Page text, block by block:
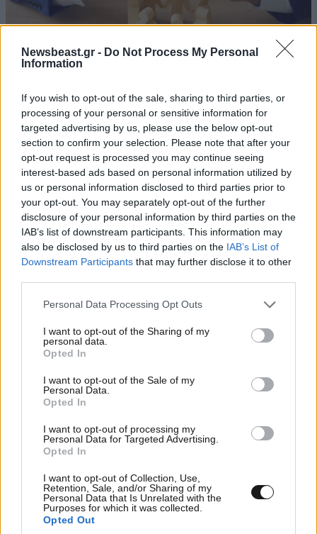
Newsbeast.gr - Do Not Process My Personal
Information
If you wish to opt-out of the sale, sharing to third parties, or
processing of your personal or sensitive information for
targeted advertising by us, please use the below opt-out
section to confirm your selection. Please note that after your
opt-out request is processed you may continue seeing
interest-based ads based on personal information utilized by
us or personal information disclosed to third parties prior to
your opt-out. You may separately opt-out of the further
disclosure of your personal information by third parties on the
IAB’s list of downstream participants. This information may
also be disclosed by us to third parties on the IAB’s List of
Downstream Participants that may further disclose it to other
Please note that this website/app uses one or more Google
not limited to your visit or usage behaviour. You may click to
grant or deny consent to Google and its third-party tags to
use your data for below specified purposes in below Google
consent section.
Personal Data Processing Opt Outs
I want to opt-out of the Sharing of my
personal data.
Opted In
I want to opt-out of the Sale of my
Personal Data.
Opted In
I want to opt-out of processing my
Personal Data for Targeted Advertising.
Opted In
I want to opt-out of Collection, Use,
Retention, Sale, and/or Sharing of my
Personal Data that Is Unrelated with the
Purposes for which it was collected.
Opted Out
Επάρκεια φαρμάκων: Ευρεία σύσκεψη στον
ΕΟΦ για την ασφάλεια και τη διακίνηση των
σκευασμάτων
Ακολουθήστε το NEWSBEAST στοGoogle News
και μάθετε πρώτοι όλες τις ειδήσεις
ΣΧΌΛΙΑ ΑΝΑΓΝΩΣΤΏΝ